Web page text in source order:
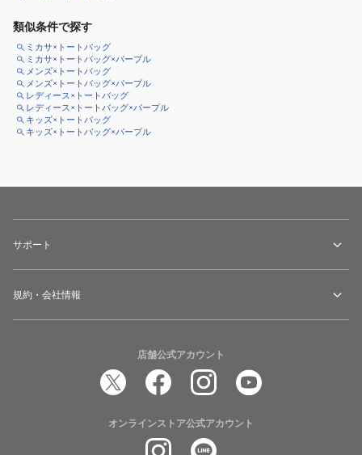
類似条件で探す
ミカサ×トートバッグ
ミカサ×トートバッグ×パープル
メンズ×トートバッグ
メンズ×トートバッグ×パープル
レディース×トートバッグ
レディース×トートバッグ×パープル
キッズ×トートバッグ
キッズ×トートバッグ×パープル
サポート
規約・会社情報
店舗公式アカウント
オンラインストア公式アカウント